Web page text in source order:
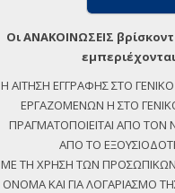
Οι ΑΝΑΚΟΙΝΩΣΕΙΣ
Η ΑΙΤΗΣΗ ΕΓΓΡΑΦΗΣ ΣΤΟ
ΕΡΓΑΖΟΜΕΝΩΝ Η ΣΤΟ
ΠΡΑΓΜΑΤΟΠΟΙΕΙΤΑΙ ΑΠΟ
ΑΠΟ ΤΟ
ΜΕ ΤΗ ΧΡΗΣΗ ΤΩΝ ΠΡΟΣΩΠΙΚΩΝ
ΟΝΟΜΑ ΚΑΙ ΓΙΑ ΛΟΓΑΡΙΑΣΜΟ